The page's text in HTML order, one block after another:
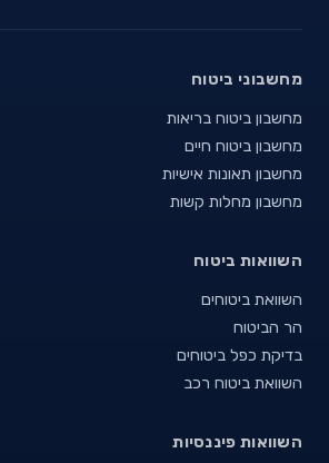
מחשבוני ביטוח
מחשבון ביטוח בריאות
מחשבון ביטוח חיים
מחשבון תאונות אישיות
מחשבון מחלות קשות
השוואות ביטוח
השוואת ביטוחים
הר הביטוח
בדיקת כפל ביטוחים
השוואת ביטוח רכב
השוואות פיננסיות